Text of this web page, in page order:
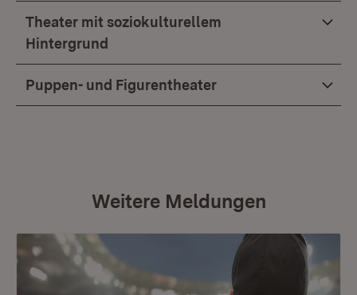
Theater mit soziokulturellem
Hintergrund
Puppen- und Figurentheater
Weitere Meldungen